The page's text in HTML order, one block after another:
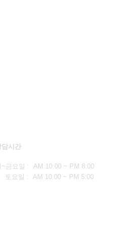
담시간
~금요일 : AM 10:00 ~ PM 8:00
요일 : AM 10:00 ~ PM 5:00